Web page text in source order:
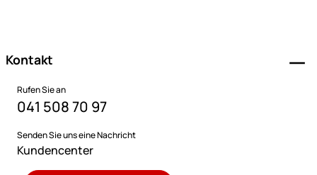
Kontakt
Rufen Sie an
041 508 70 97
Senden Sie uns eine Nachricht
Kundencenter